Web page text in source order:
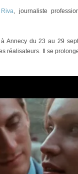
, journaliste
Annecy du 23 au 29
réalisateurs. Il se